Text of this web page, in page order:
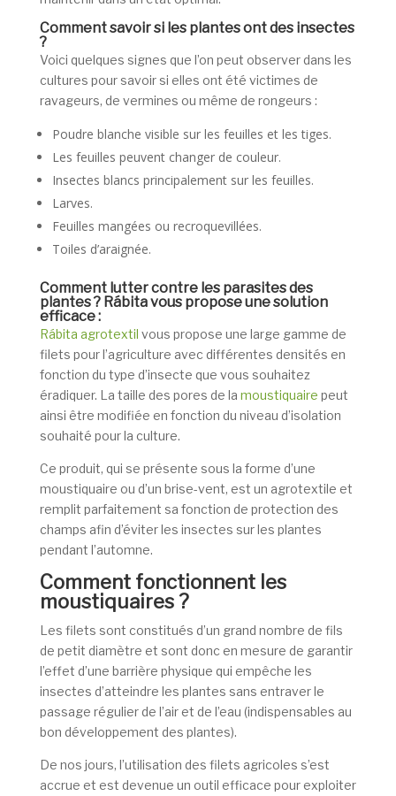
Comment savoir si les plantes ont des insectes
?
Voici quelques signes que l’on peut observer dans les
cultures pour savoir si elles ont été victimes de
ravageurs, de vermines ou même de rongeurs :
Poudre blanche visible sur les feuilles et les tiges.
Les feuilles peuvent changer de couleur.
Insectes blancs principalement sur les feuilles.
Larves.
Feuilles mangées ou recroquevillées.
Toiles d’araignée.
Comment lutter contre les parasites des
plantes ? Rábita vous propose une solution
efficace :
Rábita agrotextil vous propose une large gamme de
filets pour l’agriculture avec différentes densités en
fonction du type d’insecte que vous souhaitez
éradiquer. La taille des pores de la moustiquaire peut
ainsi être modifiée en fonction du niveau d’isolation
souhaité pour la culture.
Ce produit, qui se présente sous la forme d’une
moustiquaire ou d’un brise-vent, est un agrotextile et
remplit parfaitement sa fonction de protection des
champs afin d’éviter les insectes sur les plantes
pendant l’automne.
Comment fonctionnent les
moustiquaires ?
Les filets sont constitués d’un grand nombre de fils
de petit diamètre et sont donc en mesure de garantir
l’effet d’une barrière physique qui empêche les
insectes d’atteindre les plantes sans entraver le
passage régulier de l’air et de l’eau (indispensables au
bon développement des plantes).
De nos jours, l’utilisation des filets agricoles s’est
accrue et est devenue un outil efficace pour exploiter